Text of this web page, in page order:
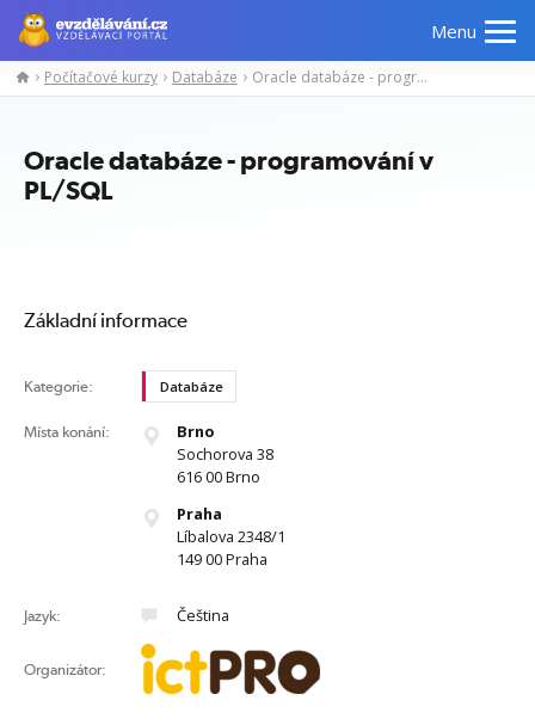
Menu
Manažerské
Odborné
Počítačové
Počítačové kurzy Databáze Oracle databáze - programování v PL/SQL
Oracle databáze - programování v
PL/SQL
Základní informace
Kategorie: Databáze
Místa konání:
Brno
Sochorova 38
616 00 Brno
Praha
Líbalova 2348/1
149 00 Praha
Jazyk: Čeština
Organizátor: